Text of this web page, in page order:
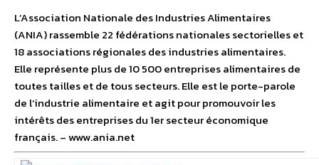
L’Association Nationale des Industries Alimentaires
(ANIA) rassemble 22 fédérations nationales sectorielles et
18 associations régionales des industries alimentaires.
Elle représente plus de 10 500 entreprises alimentaires de
toutes tailles et de tous secteurs. Elle est le porte-parole
de l’industrie alimentaire et agit pour promouvoir les
intérêts des entreprises du 1er secteur économique
français. – www.ania.net